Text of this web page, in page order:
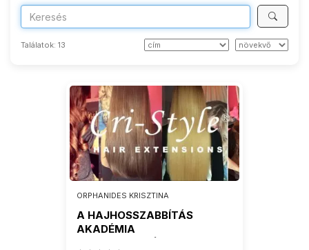
Találatok: 13
ORPHANIDES KRISZTINA
A HAJHOSSZABBÍTÁS
AKADÉMIA